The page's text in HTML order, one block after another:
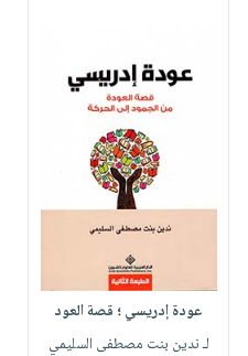
عودة إدريسي ؛ قصة العود
لـ ندين بنت مصطفى السليمي